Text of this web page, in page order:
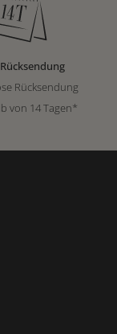
Rücksendung
von 14 Tagen*